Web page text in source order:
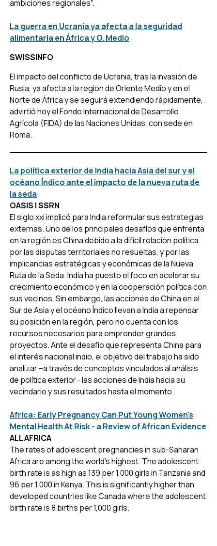
ambiciones regionales".
La guerra en Ucrania ya afecta a la seguridad
alimentaria en África y O. Medio
SWISSINFO
El impacto del conflicto de Ucrania, tras la invasión de
Rusia, ya afecta a la región de Oriente Medio y en el
Norte de África y se seguirá extendiendo rápidamente,
advirtió hoy el Fondo Internacional de Desarrollo
Agrícola (FIDA) de las Naciones Unidas, con sede en
Roma.
La política exterior de India hacia Asia del sur y el
océano Índico ante el impacto de la nueva ruta de
la seda
OASIS | SSRN
El siglo xxi implicó para India reformular sus estrategias
externas. Uno de los principales desafíos que enfrenta
en la región es China debido a la difícil relación política
por las disputas territoriales no resueltas, y por las
implicancias estratégicas y económicas de la Nueva
Ruta de la Seda. India ha puesto el foco en acelerar su
crecimiento económico y en la cooperación política con
sus vecinos. Sin embargo, las acciones de China en el
Sur de Asia y el océano Índico llevan a India a repensar
su posición en la región, pero no cuenta con los
recursos necesarios para emprender grandes
proyectos. Ante el desafío que representa China para
el interés nacional indio, el objetivo del trabajo ha sido
analizar –a través de conceptos vinculados al análisis
de política exterior– las acciones de India hacia su
vecindario y sus resultados hasta el momento.
Africa: Early Pregnancy Can Put Young Women's
Mental Health At Risk - a Review of African Evidence
ALL AFRICA
The rates of adolescent pregnancies in sub-Saharan
Africa are among the world's highest. The adolescent
birth rate is as high as 139 per 1,000 girls in Tanzania and
96 per 1,000 in Kenya. This is significantly higher than
developed countries like Canada where the adolescent
birth rate is 8 births per 1,000 girls.